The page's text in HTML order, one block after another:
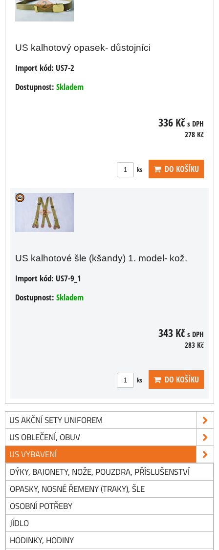
US kalhotový opasek- důstojníci
Import kód: US7-2
Dostupnost: Skladem
336 Kč s DPH
278 Kč
ks DO KOŠÍKU
US kalhotové šle (kšandy) 1. model- kož.
Import kód: US7-9_1
Dostupnost: Skladem
343 Kč s DPH
283 Kč
ks DO KOŠÍKU
US AKČNÍ SETY UNIFOREM
US OBLEČENÍ, OBUV
US VYBAVENÍ
DÝKY, BAJONETY, NOŽE, POUZDRA, PŘÍSLUŠENSTVÍ
OPASKY, NOSNÉ ŘEMENY (TRAKY), ŠLE
OSOBNÍ POTŘEBY
JÍDLO
HODINKY, HODINY